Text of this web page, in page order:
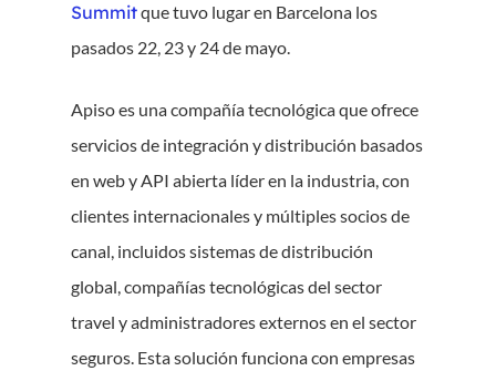
Summitque tuvo lugar en Barcelona los
pasados 22, 23 y 24 de mayo.
Apiso es una compañía tecnológica que ofrece
servicios de integración y distribución basados
en web y API abierta líder en la industria, con
clientes internacionales y múltiples socios de
canal, incluidos sistemas de distribución
global, compañías tecnológicas del sector
travel y administradores externos en el sector
seguros. Esta solución funciona con empresas